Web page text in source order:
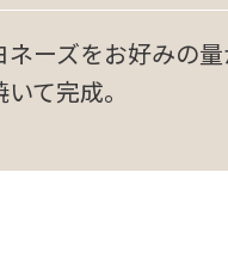
ーズをお好みの
て完成。